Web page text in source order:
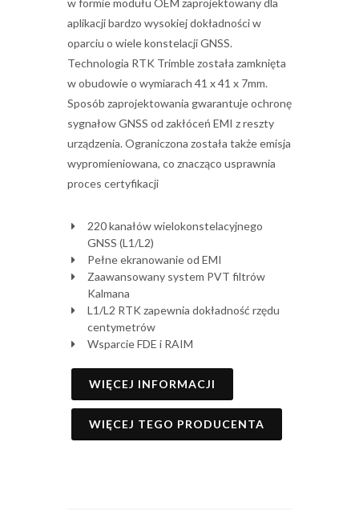
w formie modułu OEM zaprojektowany dla
aplikacji bardzo wysokiej dokładności w
oparciu o wiele konstelacji GNSS.
Technologia RTK Trimble została zamknięta
w obudowie o wymiarach 41 x 41 x 7mm.
Sposób zaprojektowania gwarantuje ochronę
sygnałow GNSS od zakłóceń EMI z reszty
urządzenia. Ograniczona została także emisja
wypromieniowana, co znacząco usprawnia
proces certyfikacji
220 kanałów wielokonstelacyjnego
GNSS (L1/L2)
Pełne ekranowanie od EMI
Zaawansowany system PVT filtrów
Kalmana
L1/L2 RTK zapewnia dokładność rzędu
centymetrów
Wsparcie FDE i RAIM
WIĘCEJ INFORMACJI
WIĘCEJ TEGO PRODUCENTA